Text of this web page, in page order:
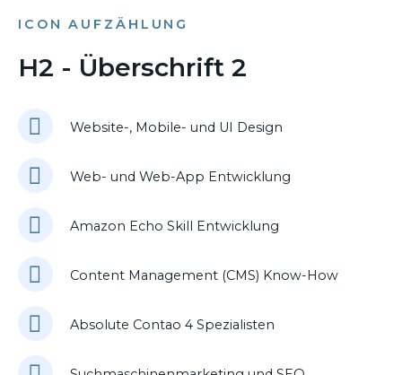
ICON AUFZÄHLUNG
H2 - Überschrift 2
Website-, Mobile- und UI Design
Web- und Web-App Entwicklung
Amazon Echo Skill Entwicklung
Content Management (CMS) Know-How
Absolute Contao 4 Spezialisten